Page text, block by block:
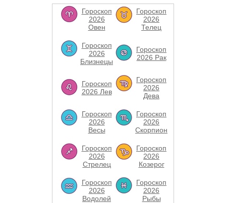
Гороскоп
2026
Овен
Гороскоп
2026
Телец
Гороскоп
2026
Близнецы
Гороскоп
2026 Рак
Гороскоп
2026 Лев
Гороскоп
2026
Дева
Гороскоп
2026
Весы
Гороскоп
2026
Скорпион
Гороскоп
2026
Стрелец
Гороскоп
2026
Козерог
Гороскоп
2026
Водолей
Гороскоп
2026
Рыбы